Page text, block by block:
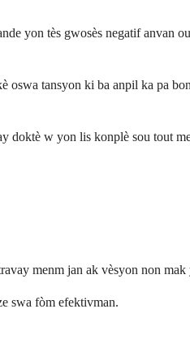
yon tès gwosès negatif anvan
tansyon ki ba anpil ka pa
doktè w yon lis konplè sou tout
menm jan ak vèsyon non mak
swa fòm efektivman.